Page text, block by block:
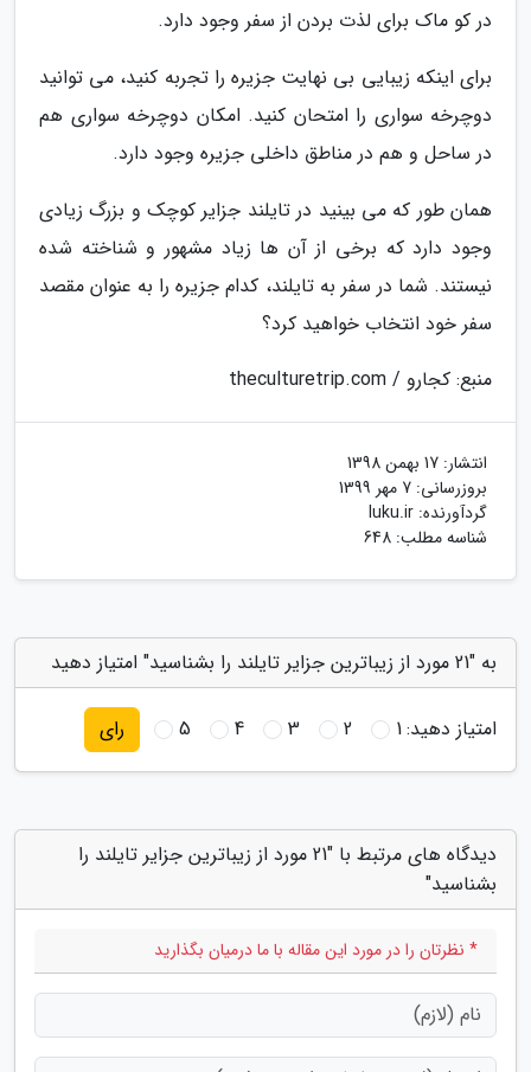
در کو ماک برای لذت بردن از سفر وجود دارد.
برای اینکه زیبایی بی نهایت جزیره را تجربه کنید، می توانید
دوچرخه سواری را امتحان کنید. امکان دوچرخه سواری هم
در ساحل و هم در مناطق داخلی جزیره وجود دارد.
همان طور که می بینید در تایلند جزایر کوچک و بزرگ زیادی
وجود دارد که برخی از آن ها زیاد مشهور و شناخته شده
نیستند. شما در سفر به تایلند، کدام جزیره را به عنوان مقصد
سفر خود انتخاب خواهید کرد؟
منبع: کجارو / theculturetrip.com
انتشار: 17 بهمن 1398
بروزرسانی: 7 مهر 1399
گردآورنده: luku.ir
شناسه مطلب: 648
به "21 مورد از زیباترین جزایر تایلند را بشناسید" امتیاز دهید
امتیاز دهید:1
2
3
4
5 رای
دیدگاه های مرتبط با "21 مورد از زیباترین جزایر تایلند را
بشناسید"
* نظرتان را در مورد این مقاله با ما درمیان بگذارید